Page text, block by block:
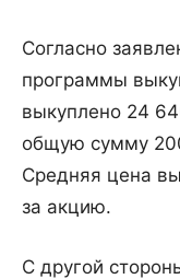
Согласно
программы
выкуплено 24
общую сумму
Средняя цена
за акцию.
С другой